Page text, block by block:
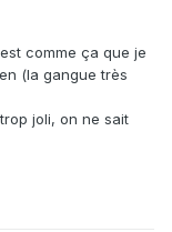
comme ça que je
(la gangue très
joli, on ne sait